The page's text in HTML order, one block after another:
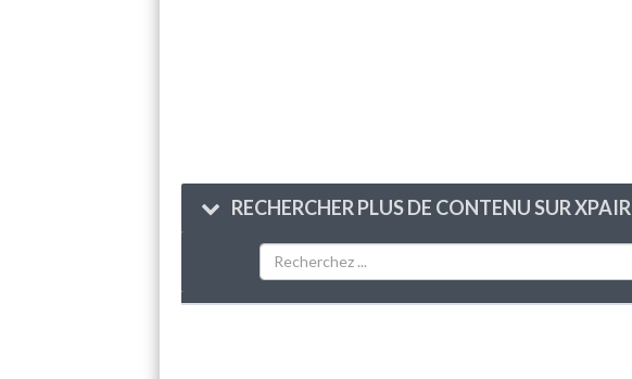
RECHERCHER PLUS DE CONTENU SUR XPAIR